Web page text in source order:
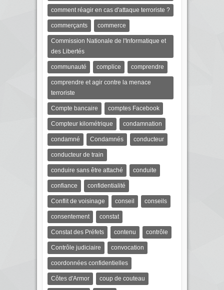
comment réagir en cas d'attaque terroriste ?
commerçants commerce
Commission Nationale de l'Informatique et
des Libertés
communauté complice comprendre
comprendre et agir contre la menace
terroriste
Compte bancaire comptes Facebook
Compteur kilométrique condamnation
condamné Condamnés conducteur
conducteur de train
conduire sans être attaché conduite
confiance confidentialité
Conflit de voisinage conseil conseils
consentement constat
Constat des Préfets contenu contrôle
Contrôle judiciaire convocation
coordonnées confidentielles
Côtes d'Armor coup de couteau